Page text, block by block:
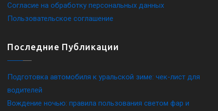
Согласие на обработку персональных данных
Пользовательское соглашение
Последние Публикации
Подготовка автомобиля к уральской зиме: чек-лист для
водителей
Вождение ночью: правила пользования светом фар и